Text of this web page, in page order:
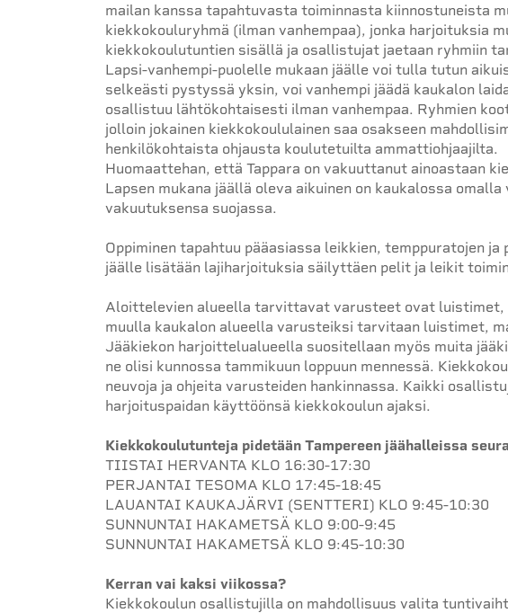
mailan kanssa tapahtuvasta toiminnasta kiinnostuneista
kiekkokouluryhmä (ilman vanhempaa), jonka harjoituksia
kiekkokoulutuntien sisällä ja osallistujat jaetaan ryhmiin
Lapsi-vanhempi-puolelle mukaan jäälle voi tulla tutun
selkeästi pystyssä yksin, voi vanhempi jäädä kaukalon
osallistuu lähtökohtaisesti ilman vanhempaa. Ryhmien
jolloin jokainen kiekkokoululainen saa osakseen
henkilökohtaista ohjausta koulutetuilta ammattiohjaajilta.
Huomaattehan, että Tappara on vakuuttanut ainoastaan
Lapsen mukana jäällä oleva aikuinen on kaukalossa
vakuutuksensa suojassa.
Oppiminen tapahtuu pääasiassa leikkien, temppuratojen
jäälle lisätään lajiharjoituksia säilyttäen pelit ja leikit
Aloittelevien alueella tarvittavat varusteet ovat luistimet,
muulla kaukalon alueella varusteiksi tarvitaan luistimet,
Jääkiekon harjoittelualueella suositellaan myös muita
ne olisi kunnossa tammikuun loppuun mennessä.
neuvoja ja ohjeita varusteiden hankinnassa. Kaikki
harjoituspaidan käyttöönsä kiekkokoulun ajaksi.
Kiekkokoulutunteja pidetään Tampereen jäähalleissa
TIISTAI HERVANTA KLO 16:30-17:30
PERJANTAI TESOMA KLO 17:45-18:45
LAUANTAI KAUKAJÄRVI (SENTTERI) KLO 9:45-10:30
SUNNUNTAI HAKAMETSÄ KLO 9:00-9:45
SUNNUNTAI HAKAMETSÄ KLO 9:45-10:30
Kerran vai kaksi viikossa?
Kiekkokoulun osallistujilla on mahdollisuus valita